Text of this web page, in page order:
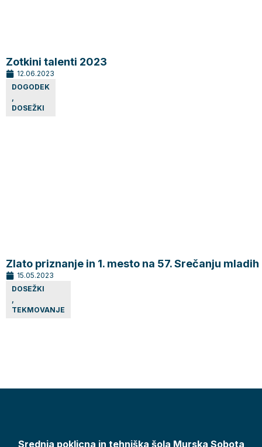
Zotkini talenti 2023
12.06.2023
DOGODEK
,
DOSEŽKI
Zlato priznanje in 1. mesto na 57. Srečanju
15.05.2023
DOSEŽKI
,
TEKMOVANJE
Srednja poklicna in tehniška šola Murska Sobota